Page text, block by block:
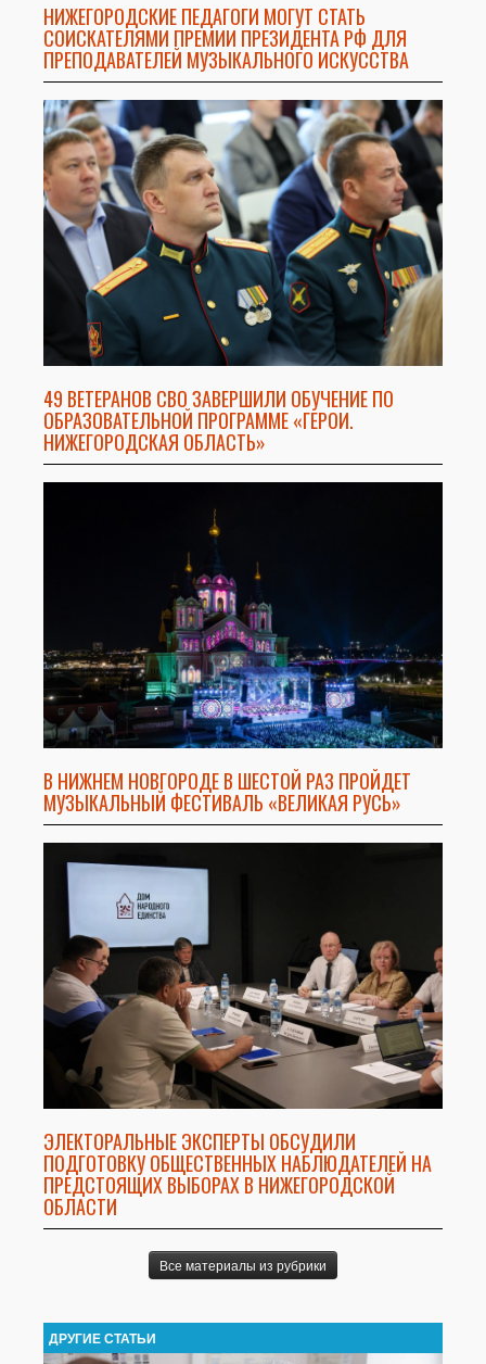
НИЖЕГОРОДСКИЕ ПЕДАГОГИ МОГУТ СТАТЬ
СОИСКАТЕЛЯМИ ПРЕМИИ ПРЕЗИДЕНТА РФ ДЛЯ
ПРЕПОДАВАТЕЛЕЙ МУЗЫКАЛЬНОГО ИСКУССТВА
49 ВЕТЕРАНОВ СВО ЗАВЕРШИЛИ ОБУЧЕНИЕ ПО
ОБРАЗОВАТЕЛЬНОЙ ПРОГРАММЕ «ГЕРОИ.
НИЖЕГОРОДСКАЯ ОБЛАСТЬ»
В НИЖНЕМ НОВГОРОДЕ В ШЕСТОЙ РАЗ ПРОЙДЕТ
МУЗЫКАЛЬНЫЙ ФЕСТИВАЛЬ «ВЕЛИКАЯ РУСЬ»
ЭЛЕКТОРАЛЬНЫЕ ЭКСПЕРТЫ ОБСУДИЛИ
ПОДГОТОВКУ ОБЩЕСТВЕННЫХ НАБЛЮДАТЕЛЕЙ НА
ПРЕДСТОЯЩИХ ВЫБОРАХ В НИЖЕГОРОДСКОЙ
ОБЛАСТИ
Все материалы из рубрики
ДРУГИЕ СТАТЬИ